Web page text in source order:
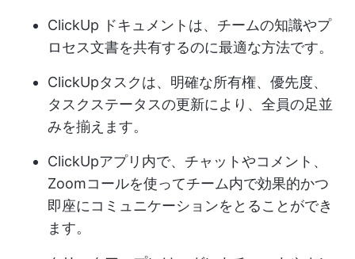
ClickUp ドキュメントは、チームの知識やプ
ロセス文書を共有するのに最適な方法です。
ClickUpタスクは、明確な所有権、優先度、
タスクステータスの更新により、全員の足並
みを揃えます。
ClickUpアプリ内で、チャットやコメント、
Zoomコールを使ってチーム内で効果的かつ
即座にコミュニケーションをとることができ
ます。